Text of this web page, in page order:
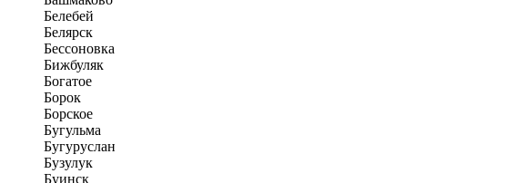
Белебей
Белярск
Бессоновка
Бижбуляк
Богатое
Борок
Борское
Бугульма
Бугуруслан
Бузулук
Буинск